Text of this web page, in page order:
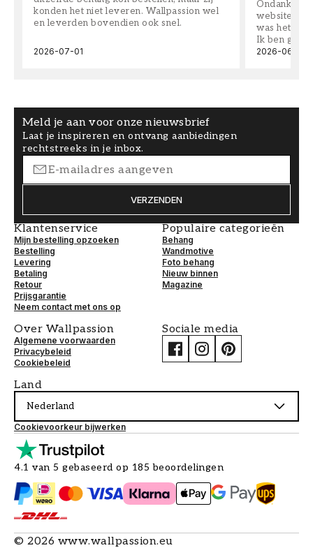
konden het niet leveren. Wallpassion wel
en leverden bovendien ook snel.
2026-07-01
Ondanks
website
was het
Ik ben
2026-06-08
Meld je aan voor onze nieuwsbrief
Laat je inspireren en ontvang aanbiedingen
rechtstreeks in je inbox.
VERZENDEN
Klantenservice
Mijn bestelling opzoeken
Bestelling
Levering
Betaling
Retour
Prijsgarantie
Neem contact met ons op
Populaire categorieën
Behang
Wandmotive
Foto behang
Nieuw binnen
Magazine
Over Wallpassion
Algemene voorwaarden
Privacybeleid
Cookiebeleid
Sociale media
Land
Nederland
Cookievoorkeur bijwerken
4.1 van 5 gebaseerd op 185 beoordelingen
© 2026 www.wallpassion.eu